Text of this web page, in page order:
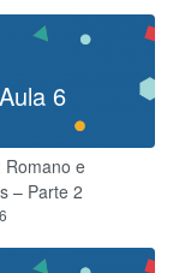
Aula 6
Romano e
– Parte 2